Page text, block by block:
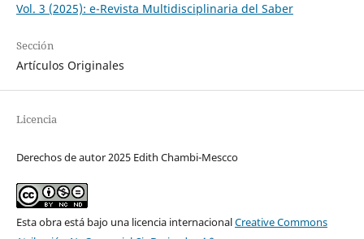
Vol. 3 (2025): e-Revista Multidisciplinaria del Saber
Sección
Artículos Originales
Licencia
Derechos de autor 2025 Edith Chambi-Mescco
Esta obra está bajo una licencia internacionalCreative Commons